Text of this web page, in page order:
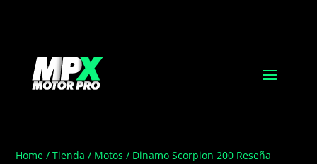
Home /Tienda / Motos / Dinamo Scorpion 200 Reseña